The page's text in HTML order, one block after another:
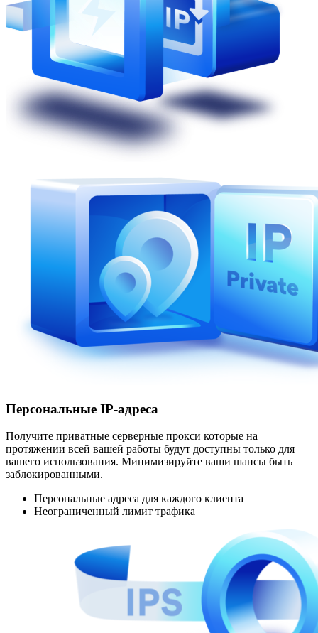
Персональные IP-адреса
Получите приватные серверные прокси которые на
протяжении всей вашей работы будут доступны только для
вашего использования. Минимизируйте ваши шансы быть
заблокированными.
Персональные адреса для каждого клиента
Неограниченный лимит трафика